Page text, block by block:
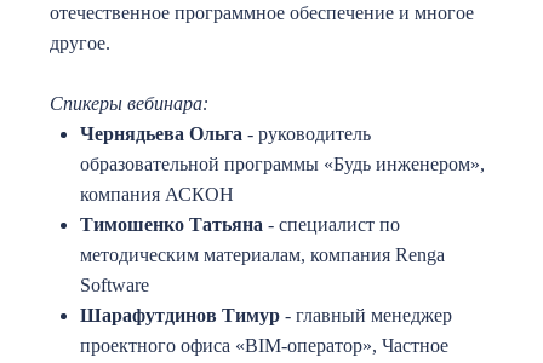
отечественное программное обеспечение и многое
другое.
Спикеры вебинара:
Чернядьева Ольга - руководитель
образовательной программы «Будь инженером»,
компания АСКОН
Тимошенко Татьяна - специалист по
методическим материалам, компания Renga
Software
Шарафутдинов Тимур - главный менеджер
проектного офиса «BIM-оператор», Частное